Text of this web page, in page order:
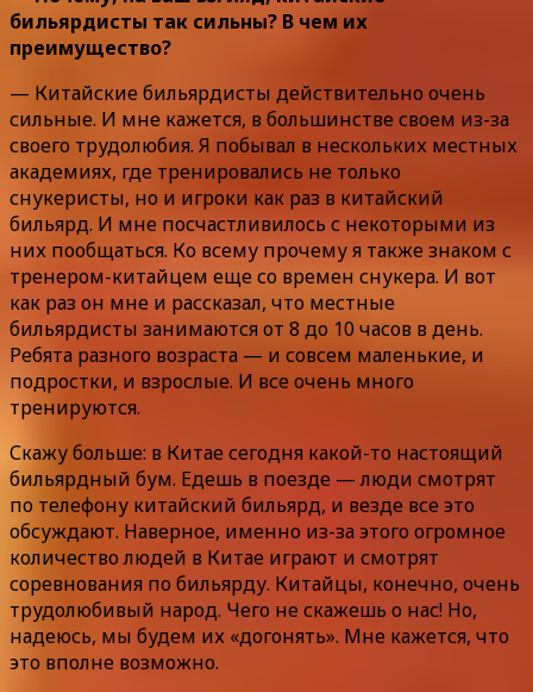
бильярдисты так сильны? В чем их
преимущество?
— Китайские бильярдисты действительно очень
сильные. И мне кажется, в большинстве своем из-за
своего трудолюбия. Я побывал в нескольких местных
академиях, где тренировались не только
снукеристы, но и игроки как раз в китайский
бильярд. И мне посчастливилось с некоторыми из
них пообщаться. Ко всему прочему я также знаком с
тренером-китайцем еще со времен снукера. И вот
как раз он мне и рассказал, что местные
бильярдисты занимаются от 8 до 10 часов в день.
Ребята разного возраста — и совсем маленькие, и
подростки, и взрослые. И все очень много
тренируются.
Скажу больше: в Китае сегодня какой-то настоящий
бильярдный бум. Едешь в поезде — люди смотрят
по телефону китайский бильярд, и везде все это
обсуждают. Наверное, именно из-за этого огромное
количество людей в Китае играют и смотрят
соревнования по бильярду. Китайцы, конечно, очень
трудолюбивый народ. Чего не скажешь о нас! Но,
надеюсь, мы будем их «догонять». Мне кажется, что
это вполне возможно.